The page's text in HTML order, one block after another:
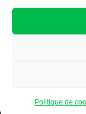
Politique de